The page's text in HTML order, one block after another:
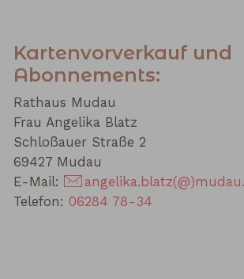
Kartenvorverkauf und
Abonnements:
Rathaus Mudau
Frau Angelika Blatz
Schloßauer Straße 2
69427 Mudau
E-Mail:
Telefon: 06284 78-34